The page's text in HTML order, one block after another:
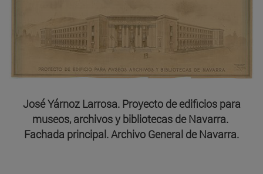
José Yárnoz Larrosa. Proyecto de edificios para
museos, archivos y bibliotecas de Navarra.
Fachada principal. Archivo General de Navarra.